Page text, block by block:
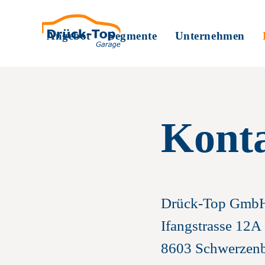
Angebot
Hagelcenter
Carrosserie &
Segmente
Privatkunden
Autogaragen
Unternehmen
Portrait
Team
Drück-Top
Ifangstrasse 12A
8603